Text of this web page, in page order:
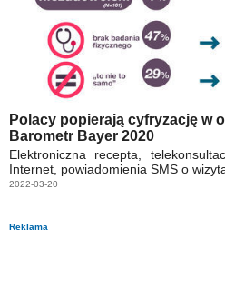
Polacy popierają cyfryzację w
Barometr Bayer 2020
Elektroniczna recepta,
Internet, powiadomienia SMS o
2022-03-20
Reklama